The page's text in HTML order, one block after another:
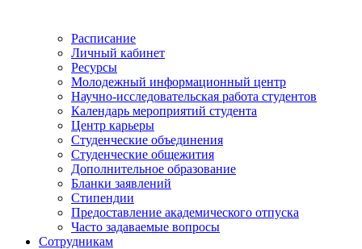
Расписание
Личный кабинет
Ресурсы
Молодежный информационный центр
Научно-исследовательская работа студентов
Календарь мероприятий студента
Центр карьеры
Студенческие объединения
Студенческие общежития
Дополнительное образование
Бланки заявлений
Стипендии
Предоставление академического отпуска
Часто задаваемые вопросы
Сотрудникам